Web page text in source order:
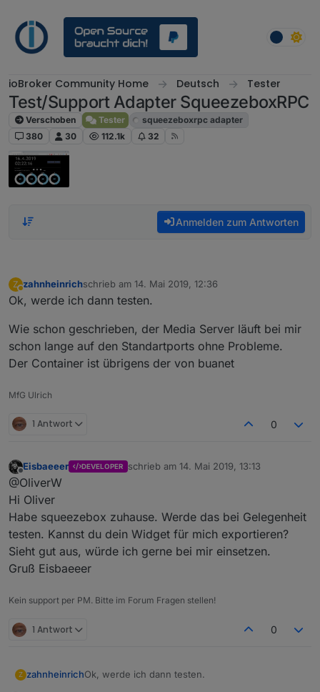
ioBroker Community Home Deutsch Tester
Test/Support Adapter SqueezeboxRPC
Verschoben Tester
squeezeboxrpc adapter
380
30 112.1k 32
Anmelden zum Antworten
Z
Abwesend
zahnheinrichschrieb am 14. Mai 2019, 12:36
zuletzt editiert von
Ok, werde ich dann testen.
Wie schon geschrieben, der Media Server läuft bei mir
schon lange auf den Standartports ohne Probleme.
Der Container ist übrigens der von buanet
MfG Ulrich
1 Antwort 0
Offline
Eisbaeeer DEVELOPER schrieb am 14. Mai 2019, 13:13
zuletzt editiert von
@OliverW
Hi Oliver
Habe squeezebox zuhause. Werde das bei Gelegenheit
testen. Kannst du dein Widget für mich exportieren?
Sieht gut aus, würde ich gerne bei mir einsetzen.
Gruß Eisbaeeer
Kein support per PM. Bitte im Forum Fragen stellen!
1 Antwort 0
Z zahnheinrichOk, werde ich dann testen.